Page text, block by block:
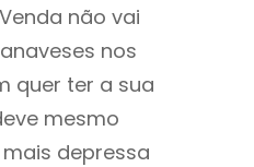
não vai
nos
quer ter a sua
mesmo
depressa